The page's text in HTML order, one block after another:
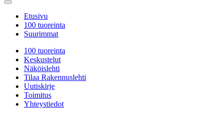
Etusivu
100 tuoreinta
Suurimmat
100 tuoreinta
Keskustelut
Näköislehti
Tilaa Rakennuslehti
Uutiskirje
Toimitus
Yhteystiedot